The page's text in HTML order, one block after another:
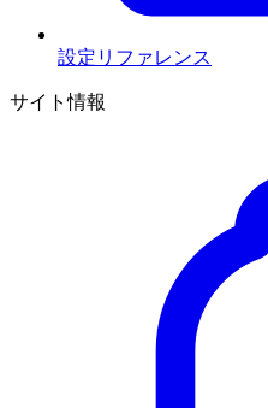
設定リファレンス
サイト情報